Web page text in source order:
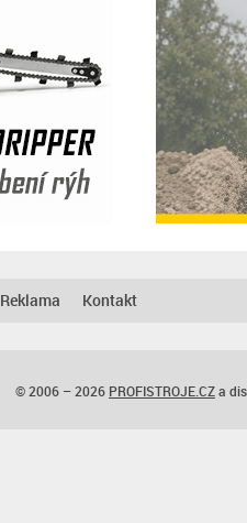
Reklama Kontakt
© 2006 – 2026 PROFISTROJE.CZa